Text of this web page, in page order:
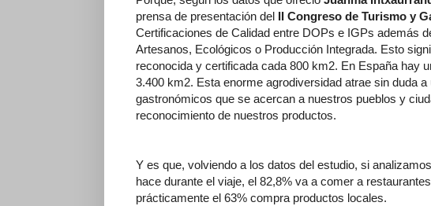
prensa de presentación del II Congreso de Turismo y
Certificaciones de Calidad entre DOPs e IGPs además
Artesanos, Ecológicos o Producción Integrada. Esto
reconocida y certificada cada 800 km2. En España hay
3.400 km2. Esta enorme agrodiversidad atrae sin duda
gastronómicos que se acercan a nuestros pueblos y
reconocimiento de nuestros productos.
Y es que, volviendo a los datos del estudio, si
hace durante el viaje, el 82,8% va a comer a
prácticamente el 63% compra productos locales.